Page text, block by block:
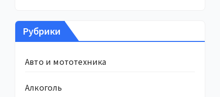
Рубрики
Авто и мототехника
Алкоголь